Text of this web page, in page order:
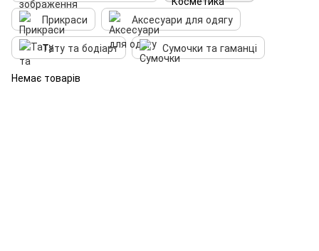
Прикраси
Аксесуари для одягу
Тату та бодіарт
Сумочки та гаманці
Немає товарів